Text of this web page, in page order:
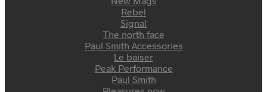
Rebel
Signal
The north face
Paul Smith Accessories
Le baiser
Peak Performance
Paul Smith